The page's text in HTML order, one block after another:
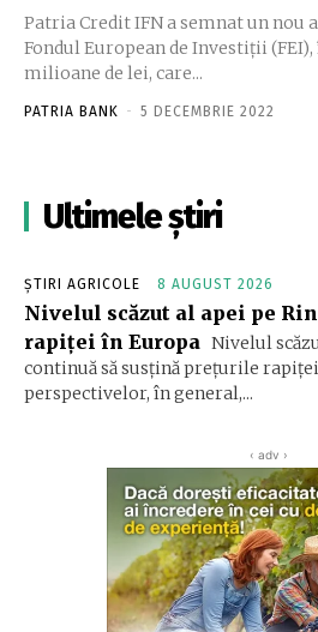
Patria Credit IFN a semnat un nou
Fondul European de Investiţii
milioane de lei, care...
PATRIA BANK - 5 DECEMBRIE 2022
Ultimele știri
ȘTIRI AGRICOLE 8 AUGUST 2026
Nivelul scăzut al apei pe
rapiței în Europa Nivelul
continuă să susțină prețurile
perspectivelor, în general,...
‹ adv ›